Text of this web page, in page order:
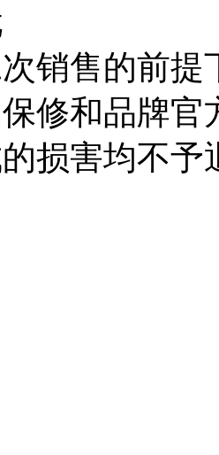
销售的前提
修和品牌官
损害均不予